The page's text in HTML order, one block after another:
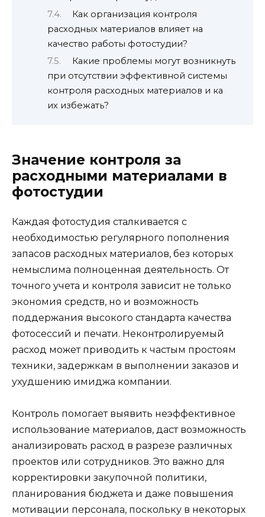
Как организация контроля
расходных материалов влияет на
качество работы фотостудии?
Какие проблемы могут возникнуть
при отсутствии эффективной системы
контроля расходных материалов и ка
их избежать?
Значение контроля за
расходными материалами в
фотостудии
Каждая фотостудия сталкивается с
необходимостью регулярного пополнения
запасов расходных материалов, без которых
немыслима полноценная деятельность. От
точного учета и контроля зависит не только
экономия средств, но и возможность
поддержания высокого стандарта качества
фотосессий и печати. Неконтролируемый
расход может приводить к частым простоям
техники, задержкам в выполнении заказов и
ухудшению имиджа компании.
Контроль помогает выявить неэффективное
использование материалов, даст возможность
анализировать расход в разрезе различных
проектов или сотрудников. Это важно для
корректировки закупочной политики,
планирования бюджета и даже повышения
мотивации персонала, поскольку в некоторых